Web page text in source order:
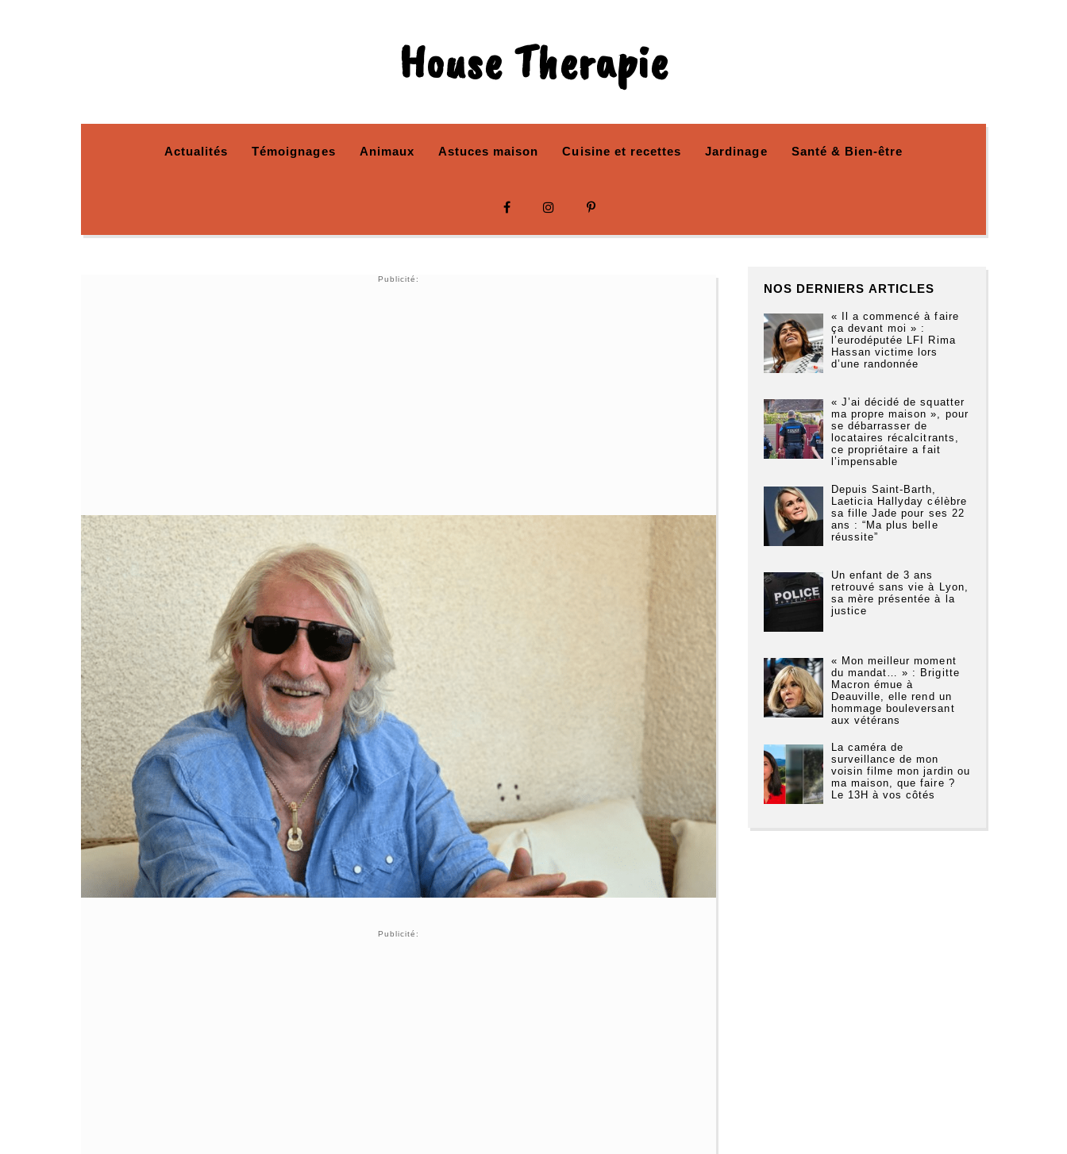
House Therapie
Actualités Témoignages Animaux Astuces maison Cuisine et recettes Jardinage Santé & Bien-être
Publicité:
Publicité:
NOS DERNIERS ARTICLES
« Il a commencé à faire
ça devant moi » :
l’eurodéputée LFI Rima
Hassan victime lors
d’une randonnée
« J’ai décidé de squatter
ma propre maison », pour
se débarrasser de
locataires récalcitrants,
ce propriétaire a fait
l’impensable
Depuis Saint-Barth,
Laeticia Hallyday célèbre
sa fille Jade pour ses 22
ans : “Ma plus belle
réussite”
Un enfant de 3 ans
retrouvé sans vie à Lyon,
sa mère présentée à la
justice
« Mon meilleur moment
du mandat… » : Brigitte
Macron émue à
Deauville, elle rend un
hommage bouleversant
aux vétérans
La caméra de
surveillance de mon
voisin filme mon jardin ou
ma maison, que faire ?
Le 13H à vos côtés